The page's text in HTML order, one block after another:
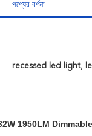
পণ্যের বর্ণনা
recessed led light,
1950LM Dimmable